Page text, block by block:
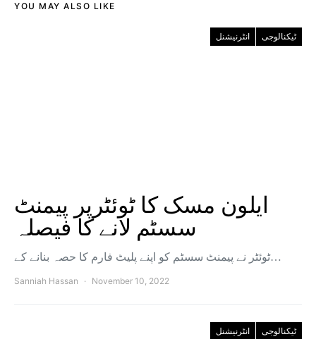
YOU MAY ALSO LIKE
انٹرنیشنل ٹیکنالوجی
ایلون مسک کا ٹوئٹرپر پیمنٹ
سسٹم لانے کا فیصلہ
ٹوئٹر نے پیمنٹ سسٹم کو اپنے پلیٹ فارم کا حصہ بنانے کے…
Sanniah Hassan November 10, 2022
انٹرنیشنل ٹیکنالوجی